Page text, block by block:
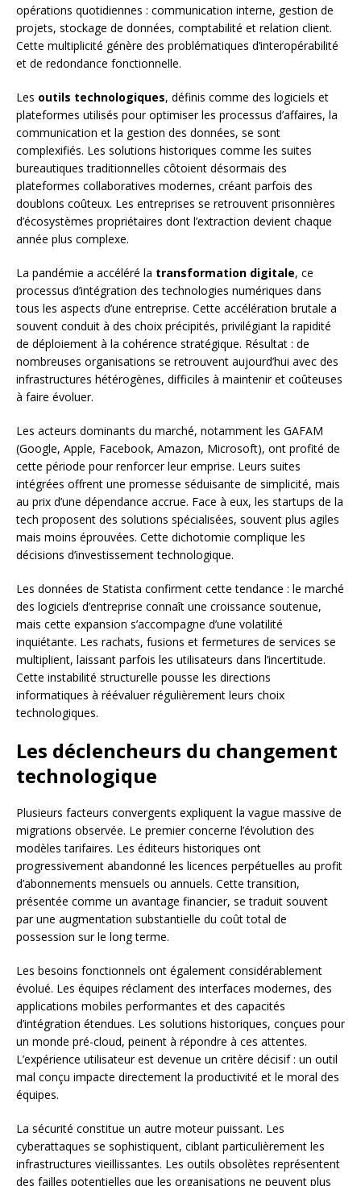
opérations quotidiennes : communication interne, gestion de
projets, stockage de données, comptabilité et relation client.
Cette multiplicité génère des problématiques d’interopérabilité
et de redondance fonctionnelle.
Les outils technologiques, définis comme des logiciels et
plateformes utilisés pour optimiser les processus d’affaires, la
communication et la gestion des données, se sont
complexifiés. Les solutions historiques comme les suites
bureautiques traditionnelles côtoient désormais des
plateformes collaboratives modernes, créant parfois des
doublons coûteux. Les entreprises se retrouvent prisonnières
d’écosystèmes propriétaires dont l’extraction devient chaque
année plus complexe.
La pandémie a accéléré la transformation digitale, ce
processus d’intégration des technologies numériques dans
tous les aspects d’une entreprise. Cette accélération brutale a
souvent conduit à des choix précipités, privilégiant la rapidité
de déploiement à la cohérence stratégique. Résultat : de
nombreuses organisations se retrouvent aujourd’hui avec des
infrastructures hétérogènes, difficiles à maintenir et coûteuses
à faire évoluer.
Les acteurs dominants du marché, notamment les GAFAM
(Google, Apple, Facebook, Amazon, Microsoft), ont profité de
cette période pour renforcer leur emprise. Leurs suites
intégrées offrent une promesse séduisante de simplicité, mais
au prix d’une dépendance accrue. Face à eux, les startups de la
tech proposent des solutions spécialisées, souvent plus agiles
mais moins éprouvées. Cette dichotomie complique les
décisions d’investissement technologique.
Les données de Statista confirment cette tendance : le marché
des logiciels d’entreprise connaît une croissance soutenue,
mais cette expansion s’accompagne d’une volatilité
inquiétante. Les rachats, fusions et fermetures de services se
multiplient, laissant parfois les utilisateurs dans l’incertitude.
Cette instabilité structurelle pousse les directions
informatiques à réévaluer régulièrement leurs choix
technologiques.
Les déclencheurs du changement
technologique
Plusieurs facteurs convergents expliquent la vague massive de
migrations observée. Le premier concerne l’évolution des
modèles tarifaires. Les éditeurs historiques ont
progressivement abandonné les licences perpétuelles au profit
d’abonnements mensuels ou annuels. Cette transition,
présentée comme un avantage financier, se traduit souvent
par une augmentation substantielle du coût total de
possession sur le long terme.
Les besoins fonctionnels ont également considérablement
évolué. Les équipes réclament des interfaces modernes, des
applications mobiles performantes et des capacités
d’intégration étendues. Les solutions historiques, conçues pour
un monde pré-cloud, peinent à répondre à ces attentes.
L’expérience utilisateur est devenue un critère décisif : un outil
mal conçu impacte directement la productivité et le moral des
équipes.
La sécurité constitue un autre moteur puissant. Les
cyberattaques se sophistiquent, ciblant particulièrement les
infrastructures vieillissantes. Les outils obsolètes représentent
des failles potentielles que les organisations ne peuvent plus